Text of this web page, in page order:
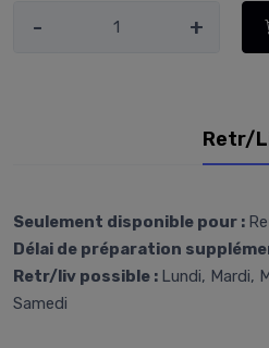
- +
Retr/
Seulement disponible pour :
Délai de préparation
Retr/liv possible : Lundi, Mardi,
Samedi